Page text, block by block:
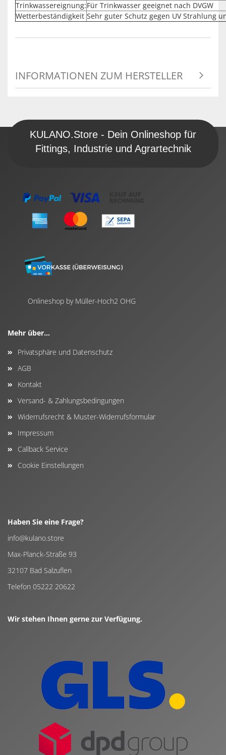
Trinkwassereignung:Für Trinkwasser geeignet nach DVGW
Wetterbeständigkeit Sehr guter Schutz gegen UV Strahlung
INFORMATIONEN ZUM HERSTELLER
KULANO.Store - Dein Onlineshop für
Fittings, Industrie und Agrartechnik
Onlineshop by Müller-Hoch2 OHG
Mehr über...
Privatsphäre und Datenschutz
AGB
Kontakt
Versand- & Zahlungsbedingungen
Widerrufsrecht & Muster-Widerrufsformular
Impressum
Callback Service
Cookie Einstellungen
Haben Sie eine Frage?
info@kulano.store
Max-Planck-Straße 93
32107 Bad Salzuflen
Telefon 05222 20622
Wir stehen Ihnen gerne zur Verfügung.